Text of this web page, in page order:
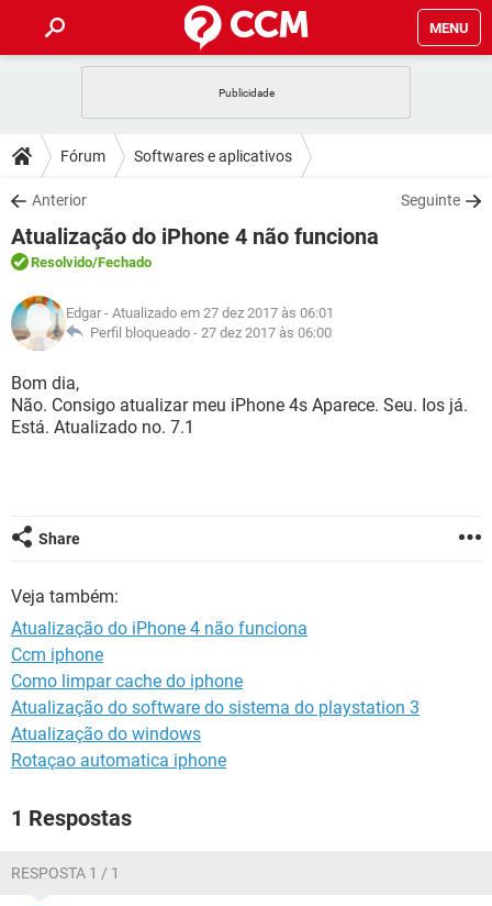
MENU
CELULAR FACEBOOK
OUTLOOK
INSTAGRAM GMAIL
GUIA DE COMPRAS
DICAS
JOGOS WHATSAPP
OUTLOOK
INSTAGRAM
GUIA DE COMPRAS
DOWNLOADS
JOGOS WHATSAPP
CELULAR
OUTLOOK EXCEL
INSTAGRAM
GUIA DE COMPRAS
FÓRUM
JOGOS
CELULAR FACEBOOK
INSTAGRAM GMAIL
GLOSSÁRIO
JOGOS
CELULAR
OUTLOOK
Fórum Softwares e aplicativos
Anterior Seguinte
Atualização do iPhone 4 não funciona
Resolvido/Fechado
Edgar - Atualizado em 27 dez 2017 às 06:01
Perfil bloqueado - 27 dez 2017 às 06:00
Bom dia,
Não. Consigo atualizar meu iPhone 4s Aparece. Seu. Ios já.
Está. Atualizado no. 7.1
Share
Veja também:
Atualização do iPhone 4 não funciona
Ccm iphone
Como limpar cache do iphone
Atualização do software do sistema do playstation 3
Atualização do windows
Rotaçao automatica iphone
1 Respostas
RESPOSTA 1 / 1